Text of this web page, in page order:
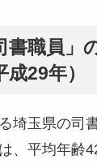
書職員」
29年）
埼玉県の司
、平均年齢